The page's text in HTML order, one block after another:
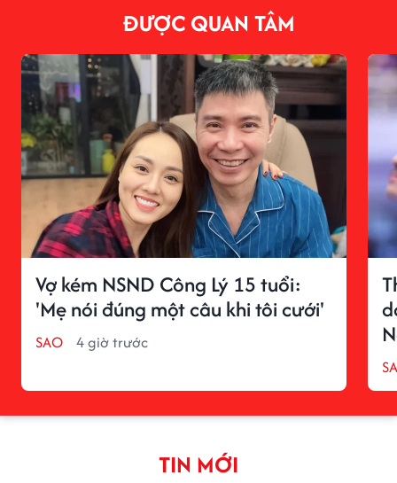
ĐƯỢC QUAN TÂM
Vợ kém NSND Công Lý 15 tuổi:
'Mẹ nói đúng một câu khi tôi cưới'
SAO 4 giờ trước
TIN MỚI